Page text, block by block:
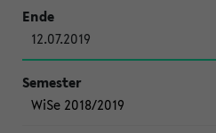
12.07.2019
WiSe 2018/2019